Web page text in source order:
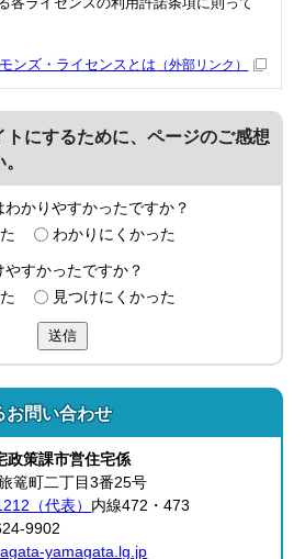
ンズ・ライセンスとは （外部リンク）
トにするために、ページのご感想
かりやすかったですか？
わかりにくかった
すかったですか？
見つけにくかった
送信
お問い合わせ
政策課市営住宅係
篭町二丁目3番25号
（代表） 内線472・473
9902
yamagata.lg.jp